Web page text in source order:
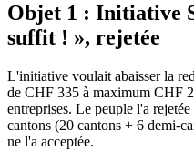
Objet 1 : Initiative
suffit ! », rejetée
L'initiative voulait abaisser la
de CHF 335 à maximum CHF
entreprises. Le peuple l'a
cantons (20 cantons + 6 demi-
ne l'a acceptée.